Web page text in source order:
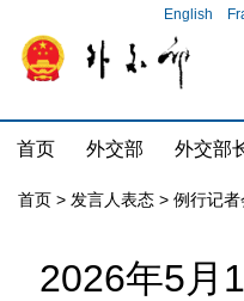
English
首页 外交部 外交部
首页 > 发言人表态 > 例行记者
2026年5月